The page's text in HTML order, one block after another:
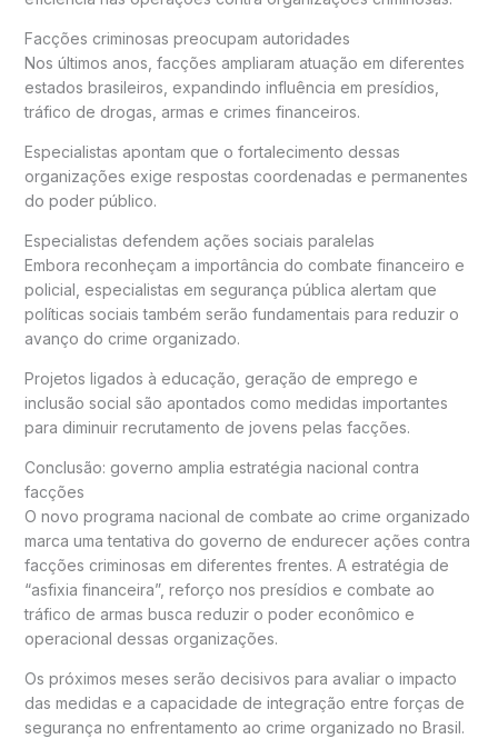
Facções criminosas preocupam autoridades
Nos últimos anos, facções ampliaram atuação em diferentes
estados brasileiros, expandindo influência em presídios,
tráfico de drogas, armas e crimes financeiros.
Especialistas apontam que o fortalecimento dessas
organizações exige respostas coordenadas e permanentes
do poder público.
Especialistas defendem ações sociais paralelas
Embora reconheçam a importância do combate financeiro e
policial, especialistas em segurança pública alertam que
políticas sociais também serão fundamentais para reduzir o
avanço do crime organizado.
Projetos ligados à educação, geração de emprego e
inclusão social são apontados como medidas importantes
para diminuir recrutamento de jovens pelas facções.
Conclusão: governo amplia estratégia nacional contra
facções
O novo programa nacional de combate ao crime organizado
marca uma tentativa do governo de endurecer ações contra
facções criminosas em diferentes frentes. A estratégia de
“asfixia financeira”, reforço nos presídios e combate ao
tráfico de armas busca reduzir o poder econômico e
operacional dessas organizações.
Os próximos meses serão decisivos para avaliar o impacto
das medidas e a capacidade de integração entre forças de
segurança no enfrentamento ao crime organizado no Brasil.